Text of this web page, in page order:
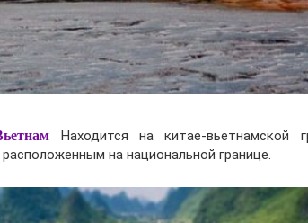
Находится на китае-вьетнамской
на национальной границе.